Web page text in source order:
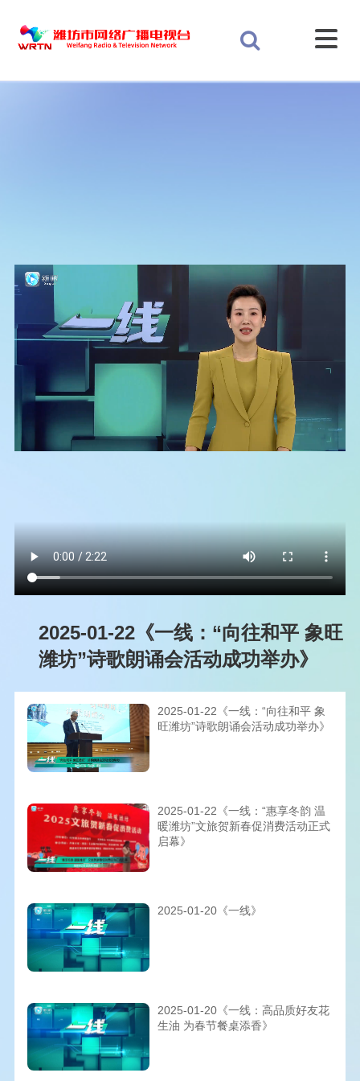
2025-01-22《一线：“向往和平 象旺
潍坊”诗歌朗诵会活动成功举办》
2025-01-22《一线：“向往和平 象
旺潍坊”诗歌朗诵会活动成功举办》
2025-01-22《一线：“惠享冬韵 温
暖潍坊”文旅贺新春促消费活动正式
启幕》
2025-01-20《一线》
2025-01-20《一线：高品质好友花
生油 为春节餐桌添香》